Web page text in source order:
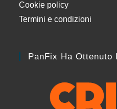
Cookie policy
Termini e condizioni
PanFix Ha Ottenuto Il